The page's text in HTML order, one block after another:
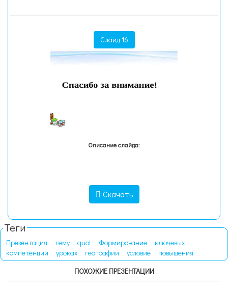
Слайд 16
Описание слайда:
Скачать
Теги
Презентация тему quot Формирование
ключевых
компетенций
уроках географии условие
повышения
ПОХОЖИЕ ПРЕЗЕНТАЦИИ